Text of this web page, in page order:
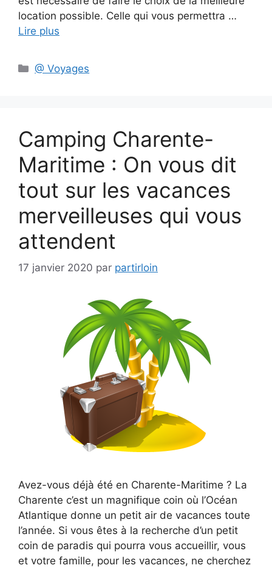
location possible. Celle qui vous permettra …
Lire plus
Catégories
@ Voyages
Camping Charente-
Maritime : On vous dit
tout sur les vacances
merveilleuses qui vous
attendent
17 janvier 2020 par partirloin
Avez-vous déjà été en Charente-Maritime ? La
Charente c’est un magnifique coin où l’Océan
Atlantique donne un petit air de vacances toute
l’année. Si vous êtes à la recherche d’un petit
coin de paradis qui pourra vous accueillir, vous
et votre famille, pour les vacances, ne cherchez